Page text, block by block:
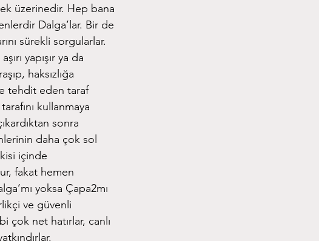
üzerinedir. Hep bana
Dalga’lar. Bir de
sürekli sorgularlar.
yapışır ya da
haksızlığa
tehdit eden taraf
kullanmaya
sonra
daha çok sol
içinde
fakat hemen
yoksa Çapa2mı
ve güvenli
çok net hatırlar, canlı